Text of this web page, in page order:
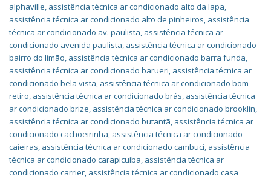
alphaville, assistência técnica ar condicionado alto da lapa,
assistência técnica ar condicionado alto de pinheiros, assistência
técnica ar condicionado av. paulista, assistência técnica ar
condicionado avenida paulista, assistência técnica ar condicionado
bairro do limão, assistência técnica ar condicionado barra funda,
assistência técnica ar condicionado barueri, assistência técnica ar
condicionado bela vista, assistência técnica ar condicionado bom
retiro, assistência técnica ar condicionado brás, assistência técnica
ar condicionado brize, assistência técnica ar condicionado brooklin,
assistência técnica ar condicionado butantã, assistência técnica ar
condicionado cachoeirinha, assistência técnica ar condicionado
caieiras, assistência técnica ar condicionado cambuci, assistência
técnica ar condicionado carapicuíba, assistência técnica ar
condicionado carrier, assistência técnica ar condicionado casa